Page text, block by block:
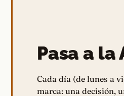
Pasa a la
Cada día (de lunes a
marca: una decisión,